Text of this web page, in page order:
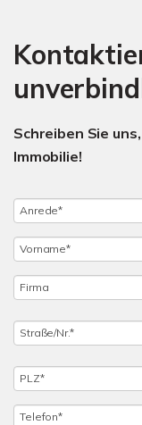
Schreiben Sie
Immobilie!